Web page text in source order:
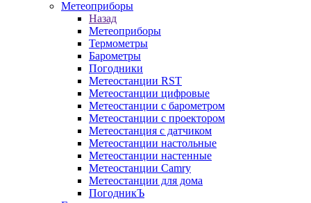
Метеоприборы
Назад
Метеоприборы
Термометры
Барометры
Погодники
Метеостанции RST
Метеостанции цифровые
Метеостанции с барометром
Метеостанции с проектором
Метеостанция с датчиком
Метеостанции настольные
Метеостанции настенные
Метеостанции Camry
Метеостанции для дома
ПогодникЪ